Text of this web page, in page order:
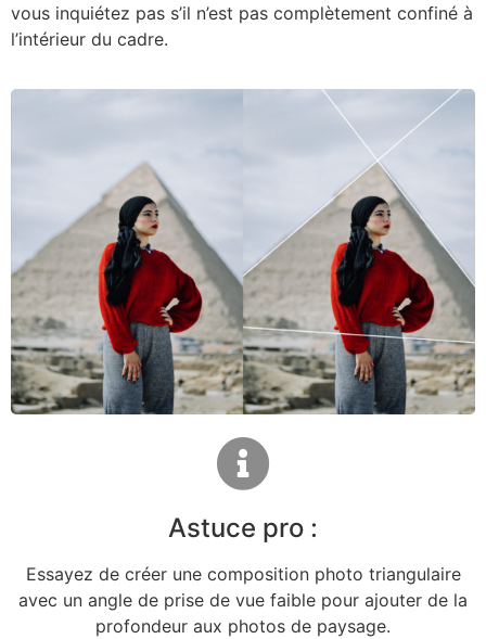
vous inquiétez pas s’il n’est pas complètement confiné à
l’intérieur du cadre.
Astuce pro :
Essayez de créer une composition photo triangulaire
avec un angle de prise de vue faible pour ajouter de la
profondeur aux photos de paysage.